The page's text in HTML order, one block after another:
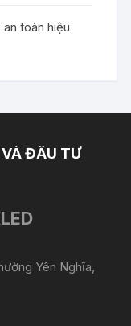
toàn hiệu
ĐẦU TƯ
Yên Nghĩa,